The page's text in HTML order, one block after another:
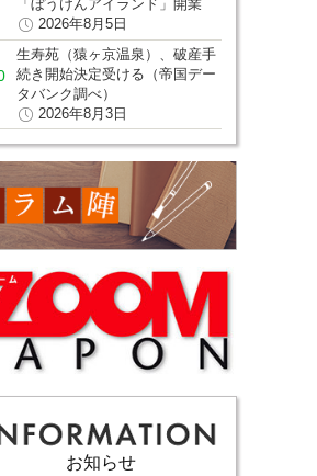
「ぼうけんアイランド」開業
2026年8月5日
生寿苑（猿ヶ京温泉）、破産手
続き開始決定受ける（帝国デー
タバンク調べ）
2026年8月3日
お知らせ